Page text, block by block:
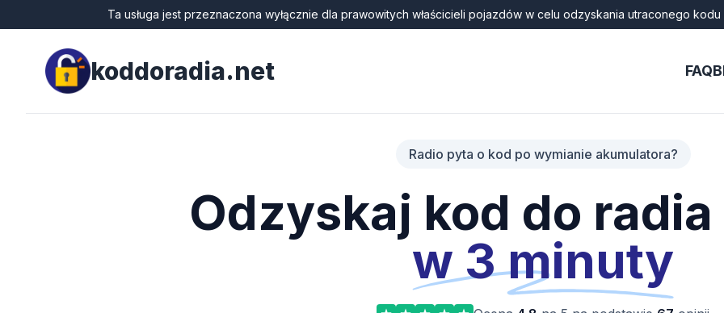
Ta usługa jest przeznaczona wyłącznie dla prawowitych właścicieli pojazdów w celu odzyskania utraconego
koddoradia.net FAQ
Radio pyta o kod po wymianie akumulatora?
Odzyskaj kod do
w 3 minuty